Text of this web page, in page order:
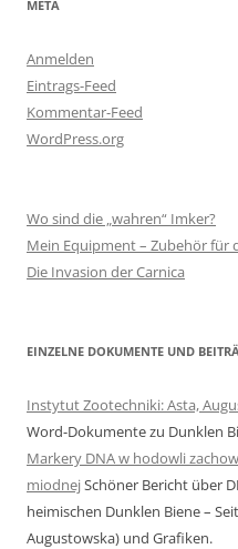
META
Anmelden
Eintrags-Feed
Kommentar-Feed
WordPress.org
Wo sind die „wahren“ Imker?
Mein Equipment – Zubehör für
Die Invasion der Carnica
EINZELNE DOKUMENTE UND
Instytut Zootechniki: Asta,
Word-Dokumente zu Dunklen
Markery DNA w hodowli
miodnejSchöner Bericht über
heimischen Dunklen Biene –
Augustowska) und Grafiken.